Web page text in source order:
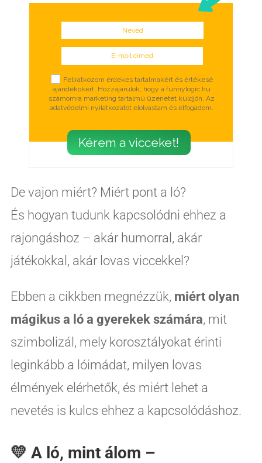
E-mail címed
Select Options
Feliratkozom érdekes tartalmakért és értékesé
ajándékokért. Hozzájárulok, hogy a funnylogic.hu
számomra marketing tartalmú üzenetet küldjön. Az
adatvédelmi nyilatkozatot elolvastam és elfogadom.
Kérem a vicceket!
De vajon miért? Miért pont a ló?
És hogyan tudunk kapcsolódni ehhez a
rajongáshoz – akár humorral, akár
játékokkal, akár lovas viccekkel?
Ebben a cikkben megnézzük, miért olyan
mágikus a ló a gyerekek számára, mit
szimbolizál, mely korosztályokat érinti
leginkább a lóimádat, milyen lovas
élmények elérhetők, és miért lehet a
nevetés is kulcs ehhez a kapcsolódáshoz.
💛 A ló, mint álom –